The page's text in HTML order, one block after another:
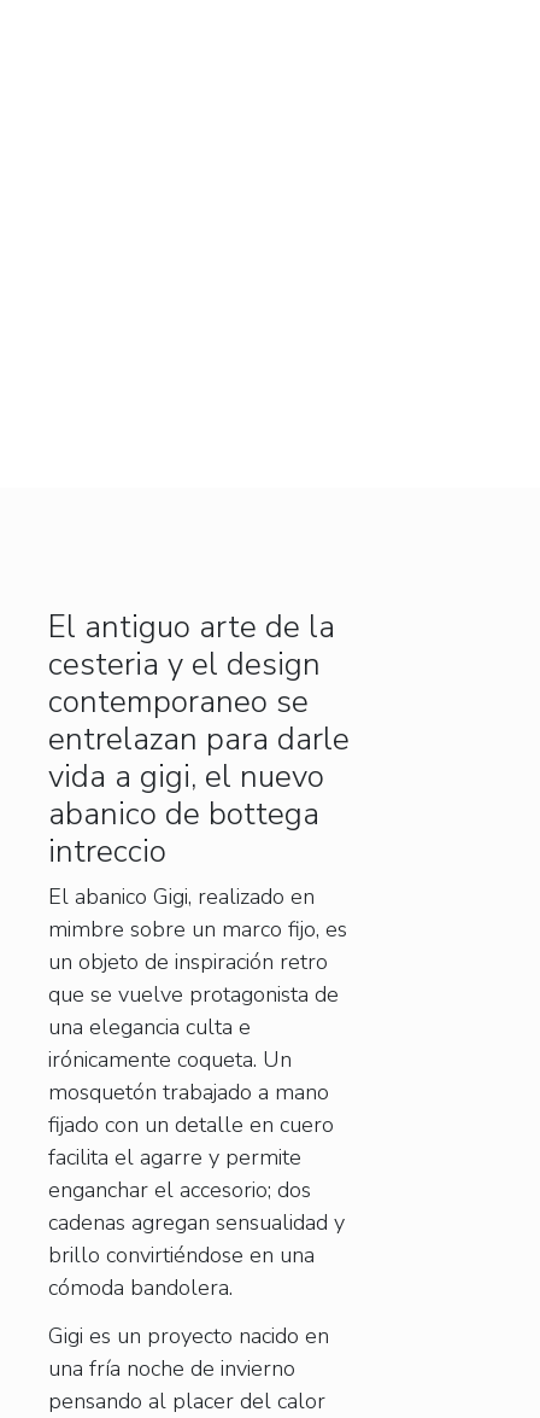
El antiguo arte de la
cesteria y el design
contemporaneo se
entrelazan para darle
vida a gigi, el nuevo
abanico de bottega
intreccio
El abanico Gigi, realizado en
mimbre sobre un marco fijo, es
un objeto de inspiración retro
que se vuelve protagonista de
una elegancia culta e
irónicamente coqueta. Un
mosquetón trabajado a mano
fijado con un detalle en cuero
facilita el agarre y permite
enganchar el accesorio; dos
cadenas agregan sensualidad y
brillo convirtiéndose en una
cómoda bandolera.
Gigi es un proyecto nacido en
una fría noche de invierno
pensando al placer del calor